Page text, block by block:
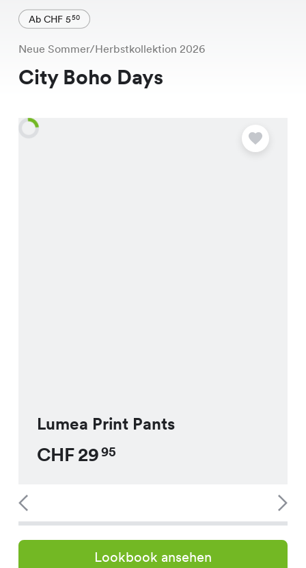
Ab CHF 550
Neue Sommer/Herbstkollektion 2026
City Boho Days
Lumea Print Pants
CHF2995
Lookbook ansehen